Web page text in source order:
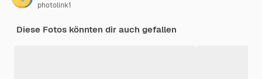
photolink1
Diese Fotos könnten dir auch gefallen